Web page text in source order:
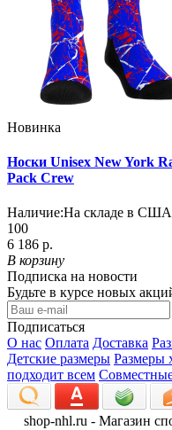
Новинка
Носки Unisex New York
Pack Crew
Наличие:На складе в США
100
6 186 р.
В корзину
Подписка на новости
Будьте в курсе новых
Подписаться
О нас Оплата Доставка
Детские размеры Размеры
подходит всем
shop-nhl.ru - Магазин